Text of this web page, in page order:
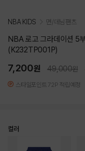
NBA KIDS 면/데님팬츠
NBA 로고 그라데이션
(K232TP001P)
7,200원 49,000원
스타일포인트 72P 적립예정
컬러